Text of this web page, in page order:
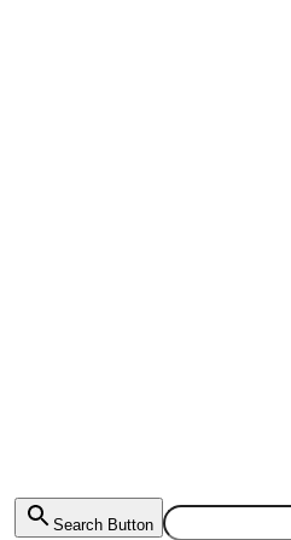
Search Button